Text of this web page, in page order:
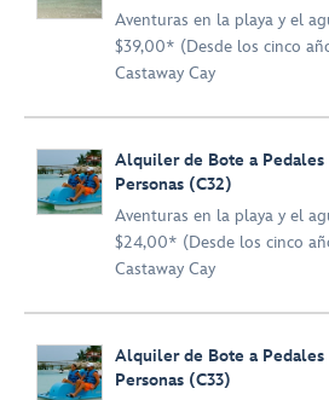
Aventuras en la playa y el
$39,00* (Desde los cinco
Castaway Cay
Alquiler de Bote a Pedales
Personas (C32)
Aventuras en la playa y el
$24,00* (Desde los cinco
Castaway Cay
Alquiler de Bote a Pedales
Personas (C33)